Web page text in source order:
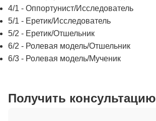
4/1 - Оппортунист/Исследователь
5/1 - Еретик/Исследователь
5/2 - Еретик/Отшельник
6/2 - Ролевая модель/Отшельник
6/3 - Ролевая модель/Мученик
Получить консультацию